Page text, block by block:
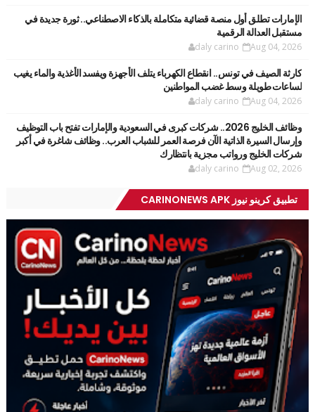
الإمارات تطلق أول منصة قضائية متكاملة بالذكاء الاصطناعي.. ثورة جديدة في
مستقبل العدالة الرقمية
daly carino Aug 04, 2026
كارثة الصيف في تونس.. انقطاع الكهرباء يتلف الأجهزة ويفسد الأغذية والماء يغيب
لساعات طويلة وسط غضب المواطنين
daly carino Aug 04, 2026
وظائف الخليج 2026.. شركات كبرى في السعودية والإمارات تفتح باب التوظيف
وإرسال السيرة الذاتية الآن فرصة العمر للشباب العرب.. وظائف شاغرة في أكبر
شركات الخليج ورواتب مجزية بانتظارك
daly carino Aug 02, 2026
تطبيق كرينو نيوز CARINONEWS APK